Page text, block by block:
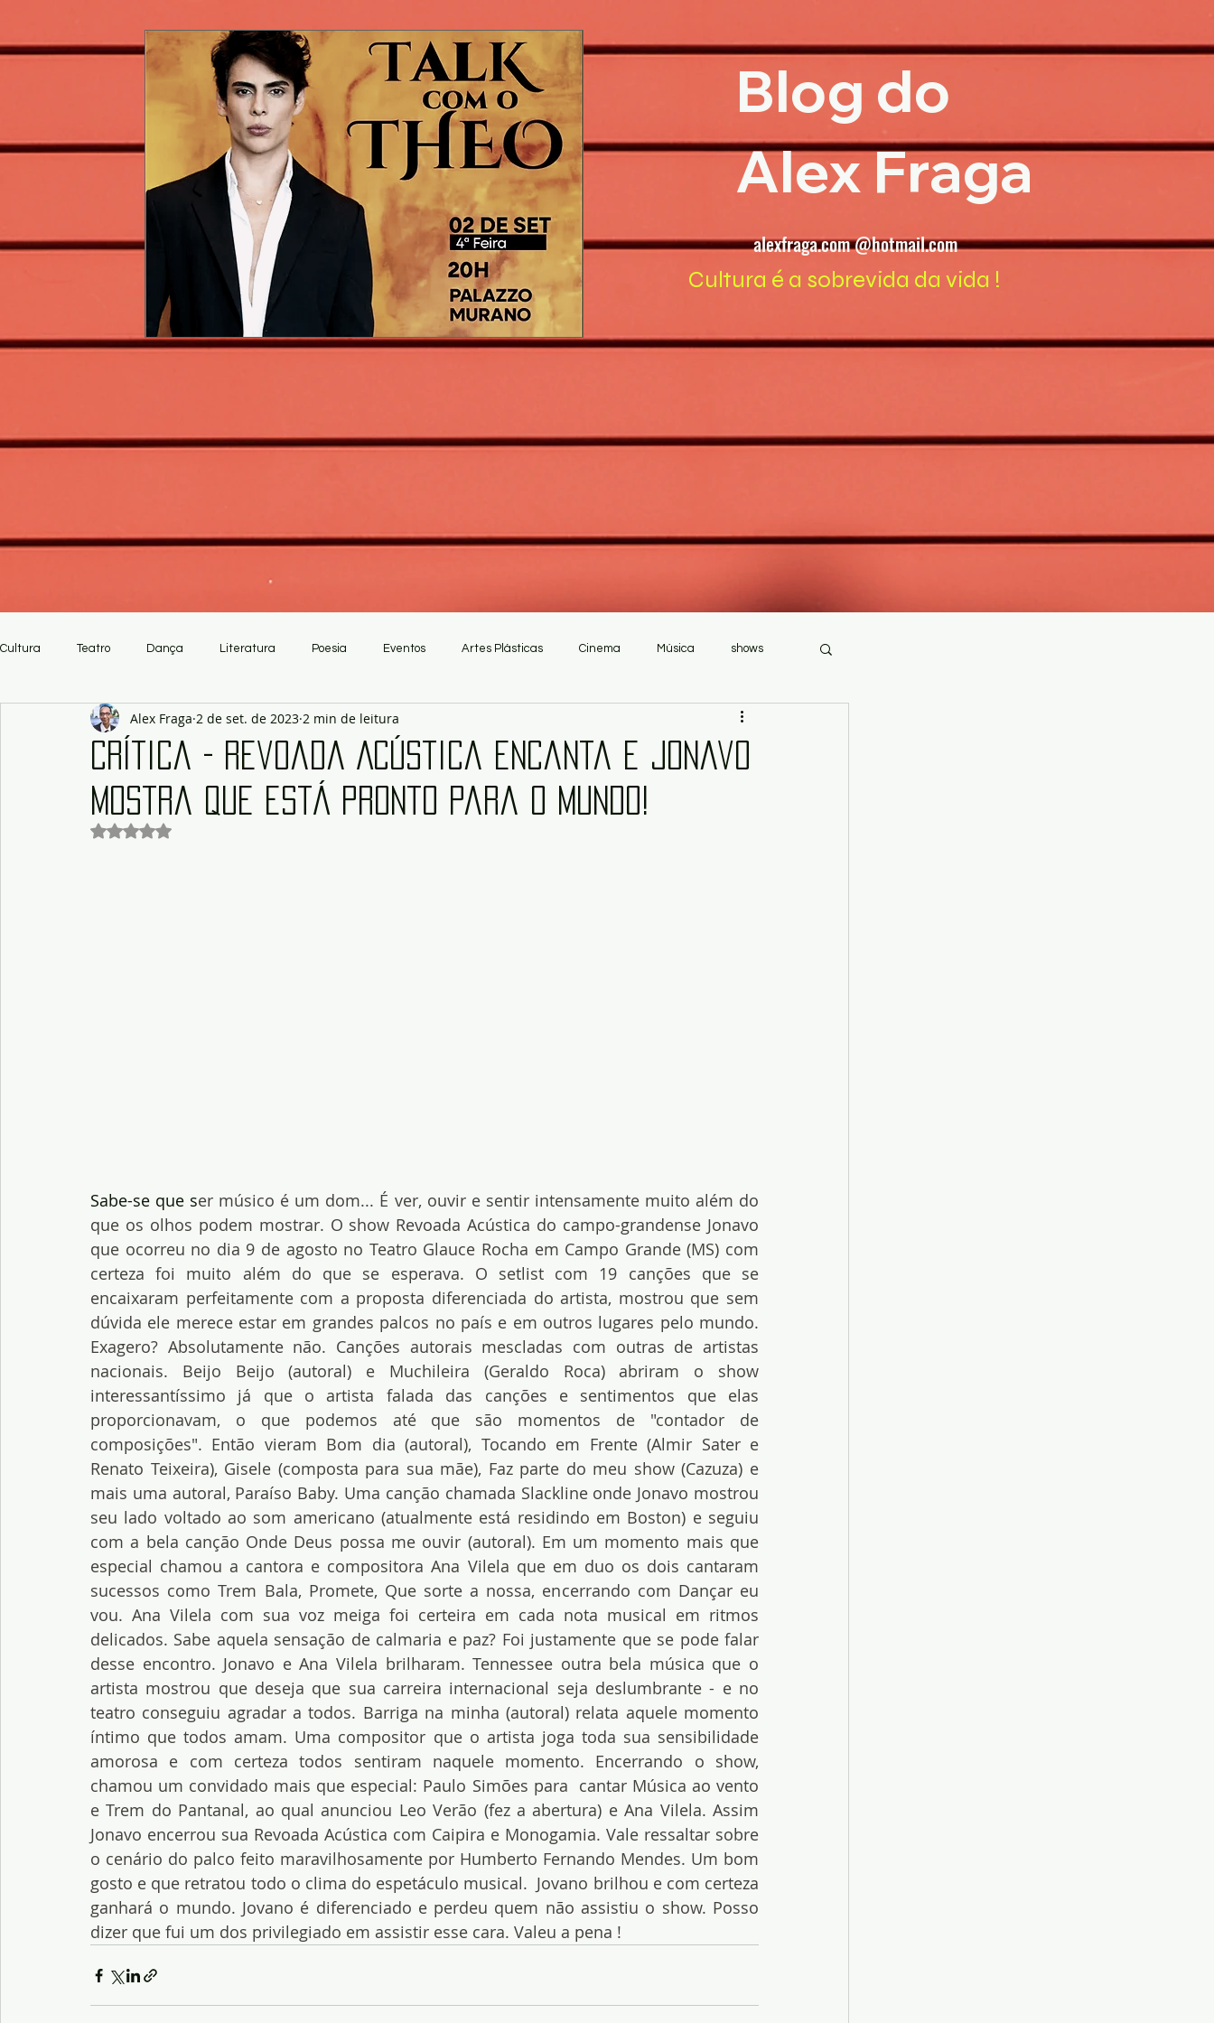
Blog do
Alex Fraga
alexfraga.com @hotmail.com
Cultura é a sobrevida da vida !
Cultura Teatro Dança Literatura Poesia Eventos Artes Plásticas Cinema Música shows
Artesanato
Crítica - Revoada Acústica encanta e Jonavo
mostra que está pronto para o mundo!
Alex Fraga 2 de set. de 2023 2 min de leitura
Avaliado com NaN de 5 estrelas.
Sabe-se que ser músico é um dom... É ver, ouvir e sentir intensamente muito além do
que os olhos podem mostrar. O show Revoada Acústica do campo-grandense Jonavo
que ocorreu no dia 9 de agosto no Teatro Glauce Rocha em Campo Grande (MS) com
certeza foi muito além do que se esperava. O setlist com 19 canções que se
encaixaram perfeitamente com a proposta diferenciada do artista, mostrou que sem
dúvida ele merece estar em grandes palcos no país e em outros lugares pelo mundo.
Exagero? Absolutamente não. Canções autorais mescladas com outras de artistas
nacionais. Beijo Beijo (autoral) e Muchileira (Geraldo Roca) abriram o show
interessantíssimo já que o artista falada das canções e sentimentos que elas
proporcionavam, o que podemos até que são momentos de "contador de
composições". Então vieram Bom dia (autoral), Tocando em Frente (Almir Sater e
Renato Teixeira), Gisele (composta para sua mãe), Faz parte do meu show (Cazuza) e
mais uma autoral, Paraíso Baby. Uma canção chamada Slackline onde Jonavo mostrou
seu lado voltado ao som americano (atualmente está residindo em Boston) e seguiu
com a bela canção Onde Deus possa me ouvir (autoral). Em um momento mais que
especial chamou a cantora e compositora Ana Vilela que em duo os dois cantaram
sucessos como Trem Bala, Promete, Que sorte a nossa, encerrando com Dançar eu
vou. Ana Vilela com sua voz meiga foi certeira em cada nota musical em ritmos
delicados. Sabe aquela sensação de calmaria e paz? Foi justamente que se pode falar
desse encontro. Jonavo e Ana Vilela brilharam. Tennessee outra bela música que o
artista mostrou que deseja que sua carreira internacional seja deslumbrante - e no
teatro conseguiu agradar a todos. Barriga na minha (autoral) relata aquele momento
íntimo que todos amam. Uma compositor que o artista joga toda sua sensibilidade
amorosa e com certeza todos sentiram naquele momento. Encerrando o show,
chamou um convidado mais que especial: Paulo Simões para  cantar Música ao vento
e Trem do Pantanal, ao qual anunciou Leo Verão (fez a abertura) e Ana Vilela. Assim
Jonavo encerrou sua Revoada Acústica com Caipira e Monogamia. Vale ressaltar sobre
o cenário do palco feito maravilhosamente por Humberto Fernando Mendes. Um bom
gosto e que retratou todo o clima do espetáculo musical.  Jovano brilhou e com certeza
ganhará o mundo. Jovano é diferenciado e perdeu quem não assistiu o show. Posso
dizer que fui um dos privilegiado em assistir esse cara. Valeu a pena !